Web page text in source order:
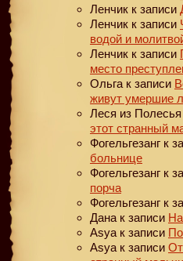
Ленчик к записи
Ленчик к записи
водой и
Ленчик к записи
место
Ольга к записи
живут умершие
Леся из Полесья
этот странный
Фогельгезанг к
больнице
Фогельгезанг к
порча
Фогельгезанг к
Дана к записи
Asya к записи
Asya к записи